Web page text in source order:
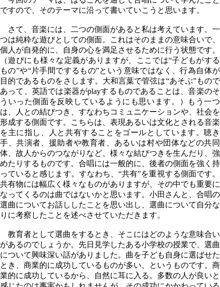
ですので、そのテーマに沿って書いていこうと思います。
さて、音楽には、二つの側面があると私は考えています。一
つは純粋な遊びとしての側面。これはそのままの意味合いで、
個人が自発的に、自身の心を満足させるために行う状態です。
（遊びにも様々な定義がありますが、ここでは“子どもがする
もの”や“片手間でするもの”という意味ではなく、行為自体が
目的であるものをさします。大和言葉で管弦は“あそぶ”もので
あって、英語では楽器がplayするものであることは、音楽のそ
ういった側面を反映しているようにも思います。）もう一つ
は、人との結びつき、すなわちコミュニケーションや、社会を
形成する側面です。こちらは、表現あるいは文化とされる音楽
を主に指し、人と共有することをゴールとしています。聴き
手、共演者、援助者や教育者、あるいは村や団体などの共同
体、故人からのつながりなど、様々な結びつきを生んだり、強
めたりするものです。合唱には一般的に、後者の側面を強く持
っていると感じます。すなわち、“共有”を重視する側面です。
共有物には幅広く様々なものがありますが、その中でも重要に
なってくるのは曲ではないかと思います。小田さんと、合唱の
選曲についてお話ししたことを思い出し、選曲について自分な
りに考察したことを述べさせていただきます。
教育者として選曲をするとき、そこにはどのような意味合い
があるのでしょうか。先日見学したある小学校の授業で、選曲
について興味深い話がありました。曲を子ども自身に選ばせた
とき、商業的に成功しているものが多い、というものです。商
業的に成功しているから、自然に耳に入る。多数の人が良いと